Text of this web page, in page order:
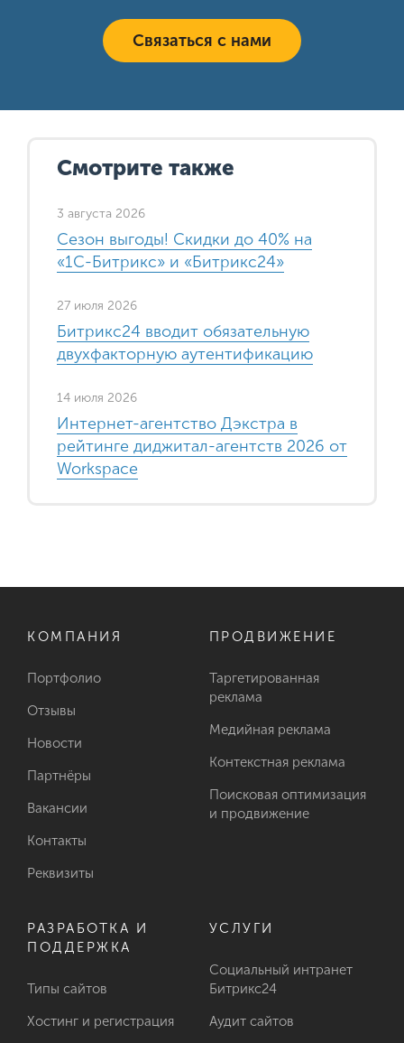
Смотрите также
3 августа 2026
Сезон выгоды! Скидки до 40% на
«1С-Битрикс» и «Битрикс24»
27 июля 2026
Битрикс24 вводит обязательную
двухфакторную аутентификацию
14 июля 2026
Интернет-агентство Дэкстра в
рейтинге диджитал-агентств 2026 от
Workspace
Связаться с нами
КОМПАНИЯ
Портфолио
Отзывы
Новости
Партнёры
Вакансии
Контакты
Реквизиты
ПРОДВИЖЕНИЕ
Таргетированная
реклама
Медийная реклама
Контекстная реклама
Поисковая оптимизация
и продвижение
РАЗРАБОТКА И
ПОДДЕРЖКА
Типы сайтов
Хостинг и регистрация
УСЛУГИ
Социальный интранет
Битрикс24
Аудит сайтов